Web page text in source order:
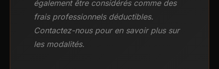
également être considérés comme des
frais professionnels déductibles.
Contactez-nous pour en savoir plus sur
les modalités.